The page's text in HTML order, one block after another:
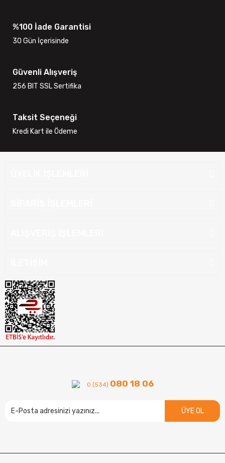
%100 İade Garantisi
30 Gün İçerisinde
Güvenli Alışveriş
256 BIT SSL Sertifika
Taksit Seçeneği
Kredi Kart ile Ödeme
0 (534) 080 18 06
ÜYE OL